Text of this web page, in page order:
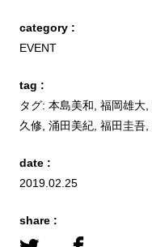
category :
EVENT
tag :
タグ: 本島美和 福岡雄大,
久修, 涌田美紀, 福田圭吾,
date :
2019.02.25
share :